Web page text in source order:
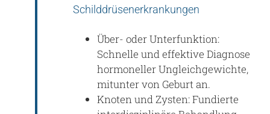
Schilddrüsenerkrankungen
Über- oder Unterfunktion:
Schnelle und effektive Diagnose
hormoneller Ungleichgewichte,
mitunter von Geburt an.
Knoten und Zysten: Fundierte